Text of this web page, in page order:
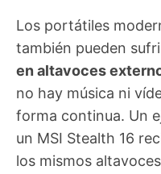
Los portátiles
también pueden
en altavoces
no hay música ni
forma continua. Un
un MSI Stealth 16
los mismos